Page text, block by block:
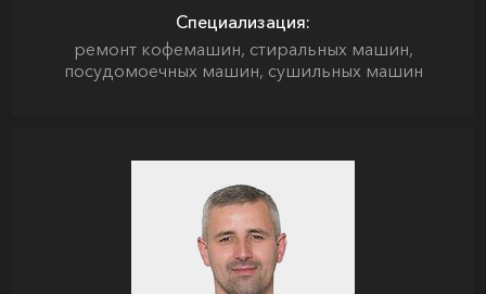
Специализация:
ремонт кофемашин, стиральных машин,
посудомоечных машин, сушильных машин